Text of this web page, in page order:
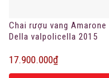
Chai rượu vang Amarone
Della valpolicella 2015
17.900.000₫